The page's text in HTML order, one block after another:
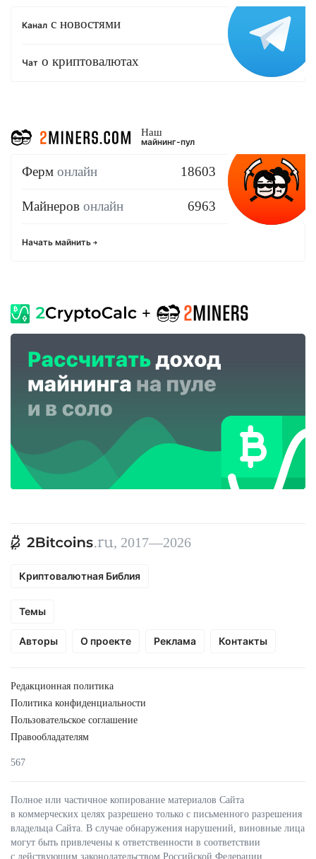
Канал с новостями
Чат о криптовалютах
Наш
майнинг-пул
Ферм онлайн 18603
Майнеров онлайн 6963
Начать майнить
, 2017—2026
Криптовалютная Библия
Темы
Авторы О проекте Реклама Контакты
Редакционная политика
Политика конфиденциальности
Пользовательское соглашение
Правообладателям
567
Полное или частичное копирование материалов Сайта
в коммерческих целях разрешено только с письменного разрешения
владельца Сайта. В случае обнаружения нарушений, виновные лица
могут быть привлечены к ответственности в соответствии
с действующим законодательством Российской Федерации.